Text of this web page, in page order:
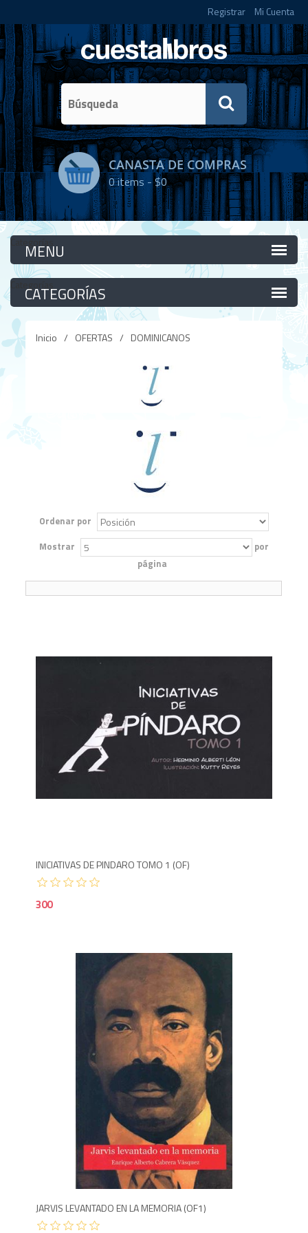
Registrar Mi Cuenta
CANASTA DE COMPRAS
0items -$0
Categorías
Categorías
Inicio / OFERTAS / DOMINICANOS
Ordenar por
Mostrar
por
página
INICIATIVAS DE PINDARO TOMO 1 (OF)
300
JARVIS LEVANTADO EN LA MEMORIA (OF1)